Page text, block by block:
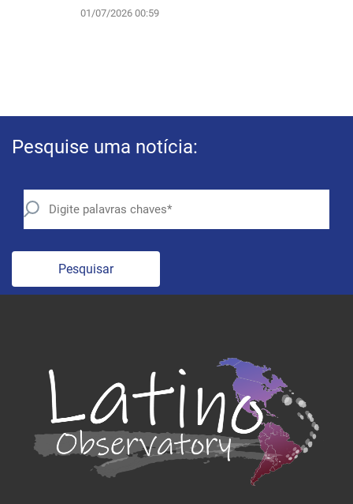
01/07/2026 00:59
Pesquise uma notícia:
Pesquisar